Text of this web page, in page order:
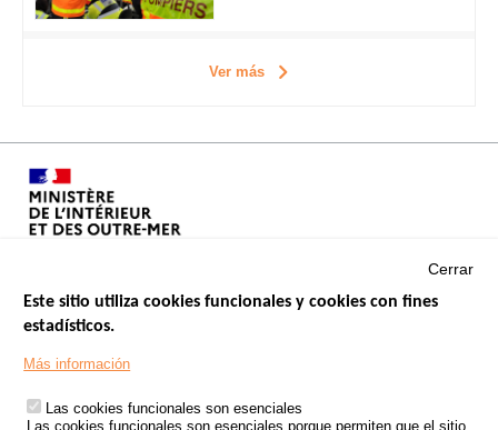
Ver más
Footer
TRATAMIENTO DE DATOS PERSONALES PROCEDENTES DE
Cerrar
Este sitio utiliza cookies funcionales y cookies con fines
estadísticos.
Más información
Las cookies funcionales son esenciales
Las cookies funcionales son esenciales porque permiten que el sitio